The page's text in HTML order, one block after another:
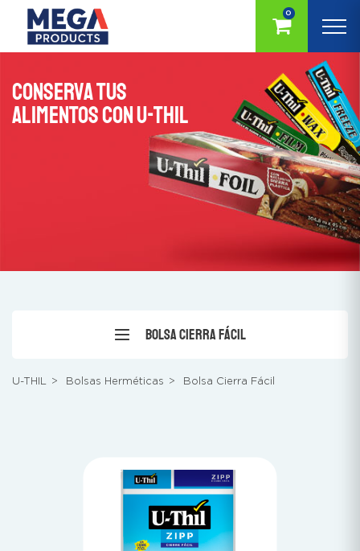
0
CONSERVA TUS
ALIMENTOS CON U-THIL
Bolsa Cierra Fácil
U-THIL > Bolsas Herméticas > Bolsa Cierra Fácil